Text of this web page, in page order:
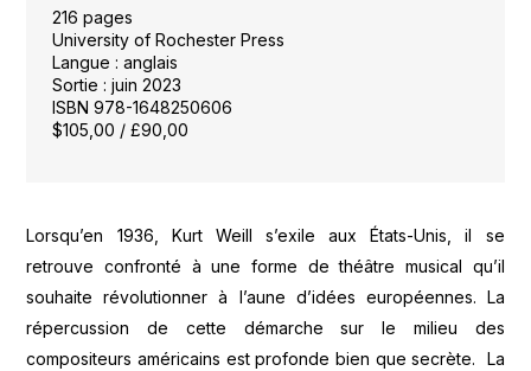
216 pages
University of Rochester Press
Langue : anglais
Sortie : juin 2023
ISBN 978-1648250606
$105,00 / £90,00
Lorsqu’en 1936, Kurt Weill s’exile aux États-Unis, il se
retrouve confronté à une forme de théâtre musical qu’il
souhaite révolutionner à l’aune d’idées européennes. La
répercussion de cette démarche sur le milieu des
compositeurs américains est profonde bien que secrète. La